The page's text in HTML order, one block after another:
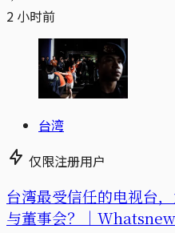
2 小时前
台湾
仅限注册用户
台湾最受信任的电视台
与董事会？｜Whatsnew